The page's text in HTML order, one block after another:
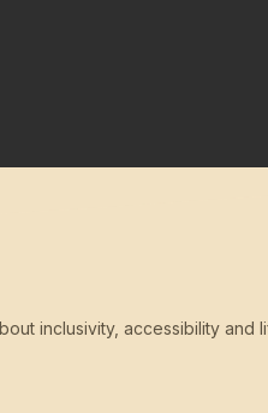
inclusivity, accessibility and